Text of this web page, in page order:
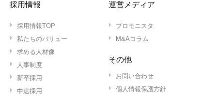
採用情報
採用情報TOP
私たちのバリュー
求める人材像
人事制度
新卒採用
中途採用
運営メディア
プロモニスタ
M&Aコラム
その他
お問い合わせ
個人情報保護方針